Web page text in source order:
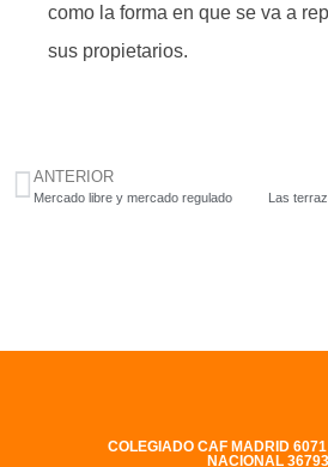
como la forma en que se va a
sus propietarios.
ANTERIOR
Mercado libre y mercado regulado
COLEGIADO CAF MADRID
NACIONAL 36793